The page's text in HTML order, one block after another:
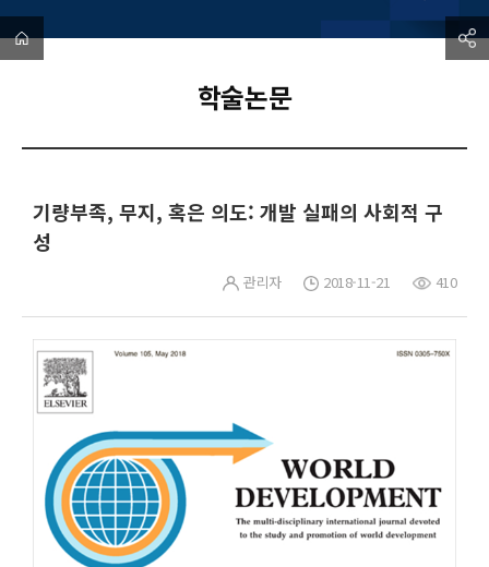
학술논문
기량부족, 무지, 혹은 의도: 개발 실패의 사회적 구
성
관리자 2018-11-21 410